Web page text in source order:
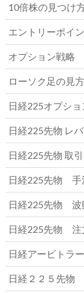
10倍株の見つけ
エントリーポイ
オプション戦略
ローソク足の見方
日経225オプシ
日経225先物 レ
日経225先物 取
日経225先物 手
日経225先物 波
日経225先物 注
日経アービトラ
日経２２５先物